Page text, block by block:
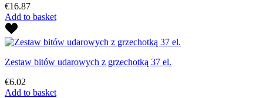
€16.87
Add to basket
Zestaw bitów udarowych z grzechotką 37 el.
€6.02
Add to basket